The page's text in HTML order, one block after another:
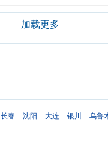
加载更多
长春 沈阳 大连 银川 乌鲁